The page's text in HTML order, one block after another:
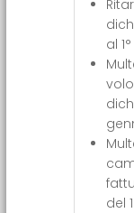
al
del